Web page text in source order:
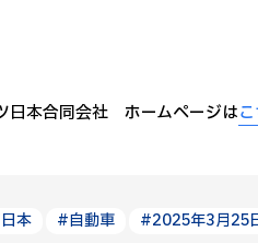
日本合同会社 ホームページは
本 #自動車 #2025年3月25